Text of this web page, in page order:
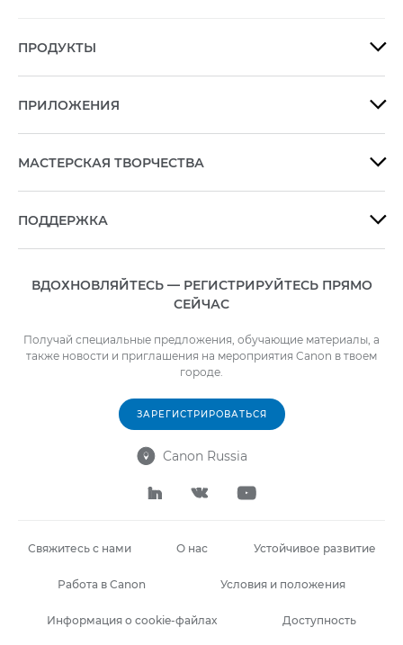
ПРОДУКТЫ 
ПРИЛОЖЕНИЯ 
МАСТЕРСКАЯ ТВОРЧЕСТВА 
ПОДДЕРЖКА 
ВДОХНОВЛЯЙТЕСЬ — РЕГИСТРИРУЙТЕСЬ ПРЯМО
СЕЙЧАС
Получай специальные предложения, обучающие материалы, а
также новости и приглашения на мероприятия Canon в твоем
городе.
ЗАРЕГИСТРИРОВАТЬСЯ
 Canon Russia
  
Свяжитесь с нами О нас Устойчивое развитие
Работа в Canon Условия и положения
Информация о cookie-файлах Доступность